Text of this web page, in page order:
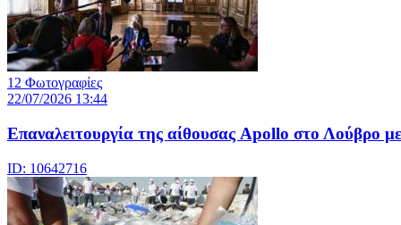
12 Φωτογραφίες
22/07/2026 13:44
Eπαναλειτουργία της αίθουσας Apollo στο Λούβρο
ID: 10642716